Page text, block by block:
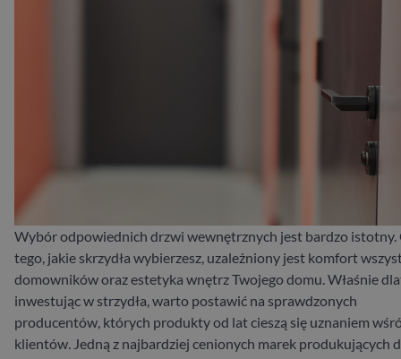
Wybór odpowiednich drzwi wewnętrznych jest bardzo istotny.
tego, jakie skrzydła wybierzesz, uzależniony jest komfort
domowników oraz estetyka wnętrz Twojego domu. Właśnie
inwestując w strzydła, warto postawić na sprawdzonych
producentów, których produkty od lat cieszą się uznaniem
klientów. Jedną z najbardziej cenionych marek produkujących